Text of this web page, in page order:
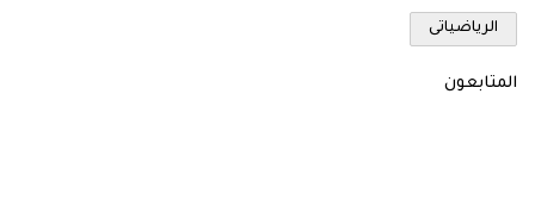
الرياضياتى
المتابعون